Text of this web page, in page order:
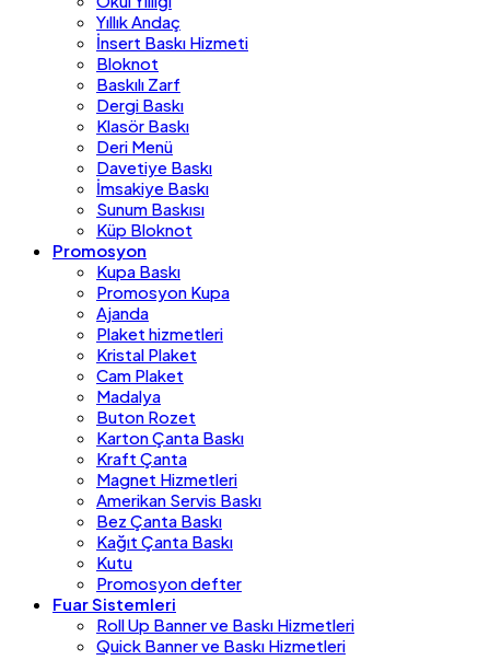
Yıllık Andaç
İnsert Baskı Hizmeti
Bloknot
Baskılı Zarf
Dergi Baskı
Klasör Baskı
Deri Menü
Davetiye Baskı
İmsakiye Baskı
Sunum Baskısı
Küp Bloknot
Promosyon
Kupa Baskı
Promosyon Kupa
Ajanda
Plaket hizmetleri
Kristal Plaket
Cam Plaket
Madalya
Buton Rozet
Karton Çanta Baskı
Kraft Çanta
Magnet Hizmetleri
Amerikan Servis Baskı
Bez Çanta Baskı
Kağıt Çanta Baskı
Kutu
Promosyon defter
Fuar Sistemleri
Roll Up Banner ve Baskı Hizmetleri
Quick Banner ve Baskı Hizmetleri